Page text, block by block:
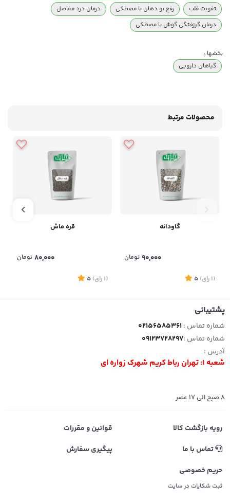
تقویت قلب
رفع بو دهان با مصطکی
درمان درد مفاصل
درمان گرزفتگی گوش با مصطکی
بخشها :
گیاهان دارویی
محصولات مرتبط
گاودانه
90,000 تومان
(1 رای)
5
قره ماش
80,000 تومان
(1 رای)
5
پشتیبانی
شماره تماس :02156585361
شماره تماس :09123728297
آدرس :
شعبه 1: تهران رباط کریم شهرک زواره ای
8 صبح الی 17 عصر
رویه بازگشت کالا
قوانین و مقررات
تماس با ما
پیگیری سفارش
حریم خصوصی
ثبت شکایات در سایت